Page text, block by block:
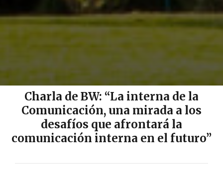
Charla de BW: “La interna de la
Comunicación, una mirada a los
desafíos que afrontará la
comunicación interna en el futuro”